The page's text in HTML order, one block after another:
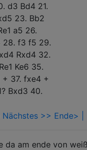
d3 Bd4 21.
23. Bb2
a5 26.
28. f3 f5 29.
Rxd4 32.
Ke6 35.
+ 37. fxe4 +
Bxd3 40.
Nächstes >> Ende> |
da am ende von